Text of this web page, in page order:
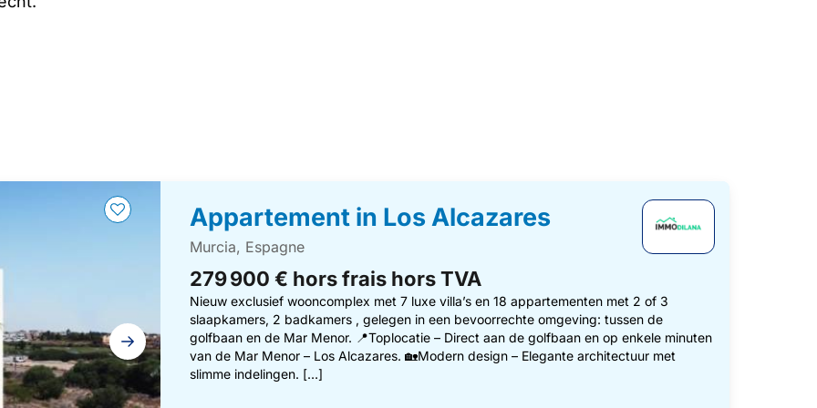
Appartement in Los Alcazares
Murcia, Espagne
279 900 € hors frais hors TVA
Nieuw exclusief wooncomplex met 7 luxe villa’s en 18 appartementen met 2 of 3
slaapkamers, 2 badkamers , gelegen in een bevoorrechte omgeving: tussen de
golfbaan en de Mar Menor. 📍Toplocatie – Direct aan de golfbaan en op enkele minuten
van de Mar Menor – Los Alcazares. 🏡Modern design – Elegante architectuur met
slimme indelingen. […]